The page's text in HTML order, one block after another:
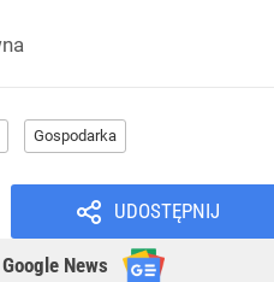
Gospodarka
UDOSTĘPNIJ
Google News